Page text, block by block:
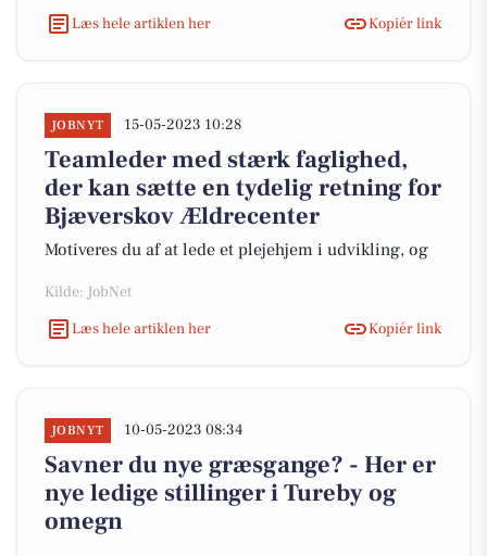
Læs hele artiklen her
Kopiér link
JOBNYT 15-05-2023 10:28
Teamleder med stærk faglighed,
der kan sætte en tydelig retning for
Bjæverskov Ældrecenter
Motiveres du af at lede et plejehjem i udvikling, og
Kilde: JobNet
Læs hele artiklen her
Kopiér link
JOBNYT 10-05-2023 08:34
Savner du nye græsgange? - Her er
nye ledige stillinger i Tureby og
omegn